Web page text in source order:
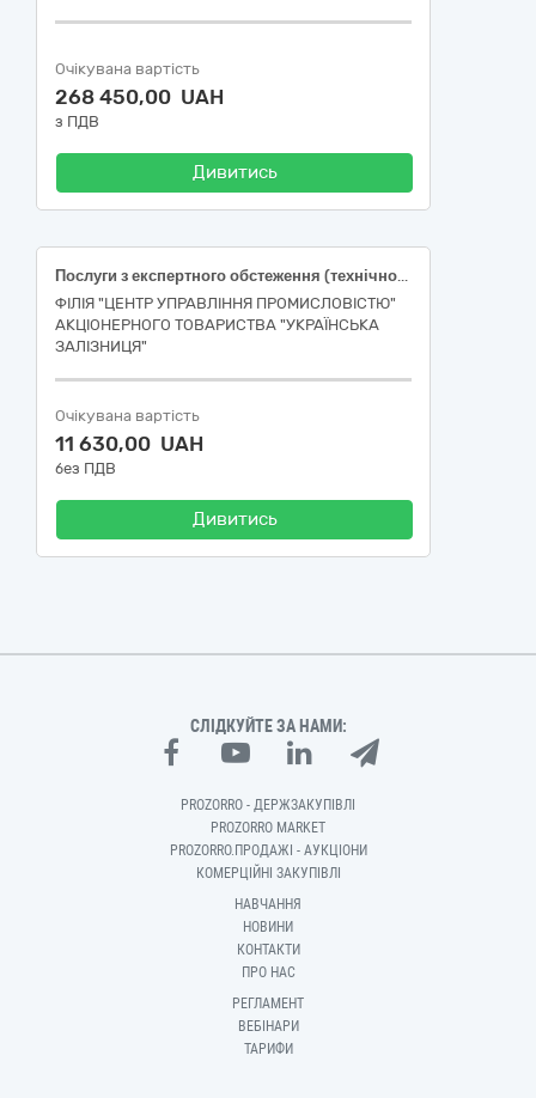
Очікувана вартість
268 450,00 UAH
з ПДВ
Дивитись
Послуги з експертного обстеження (технічного діагностування) вантажопідіймального обладнання
ФІЛІЯ "ЦЕНТР УПРАВЛІННЯ ПРОМИСЛОВІСТЮ"
АКЦІОНЕРНОГО ТОВАРИСТВА "УКРАЇНСЬКА
ЗАЛІЗНИЦЯ"
Очікувана вартість
11 630,00 UAH
без ПДВ
Дивитись
СЛІДКУЙТЕ ЗА НАМИ:
PROZORRO - ДЕРЖЗАКУПІВЛІ
PROZORRO MARKET
PROZORRO.ПРОДАЖІ - АУКЦІОНИ
КОМЕРЦІЙНІ ЗАКУПІВЛІ
НАВЧАННЯ
НОВИНИ
КОНТАКТИ
ПРО НАС
РЕГЛАМЕНТ
ВЕБІНАРИ
ТАРИФИ